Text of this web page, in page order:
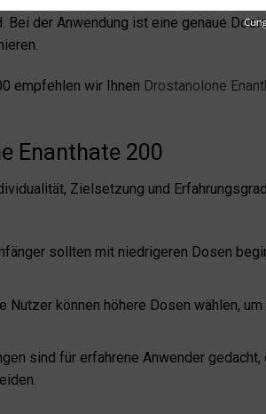
der Anwendung ist eine genaue
empfehlen wir Ihnen Drostanolone
Enanthate 200
Zielsetzung und
sollten mit niedrigeren Dosen
Nutzer können höhere Dosen wählen,
sind für erfahrene Anwender gedacht,